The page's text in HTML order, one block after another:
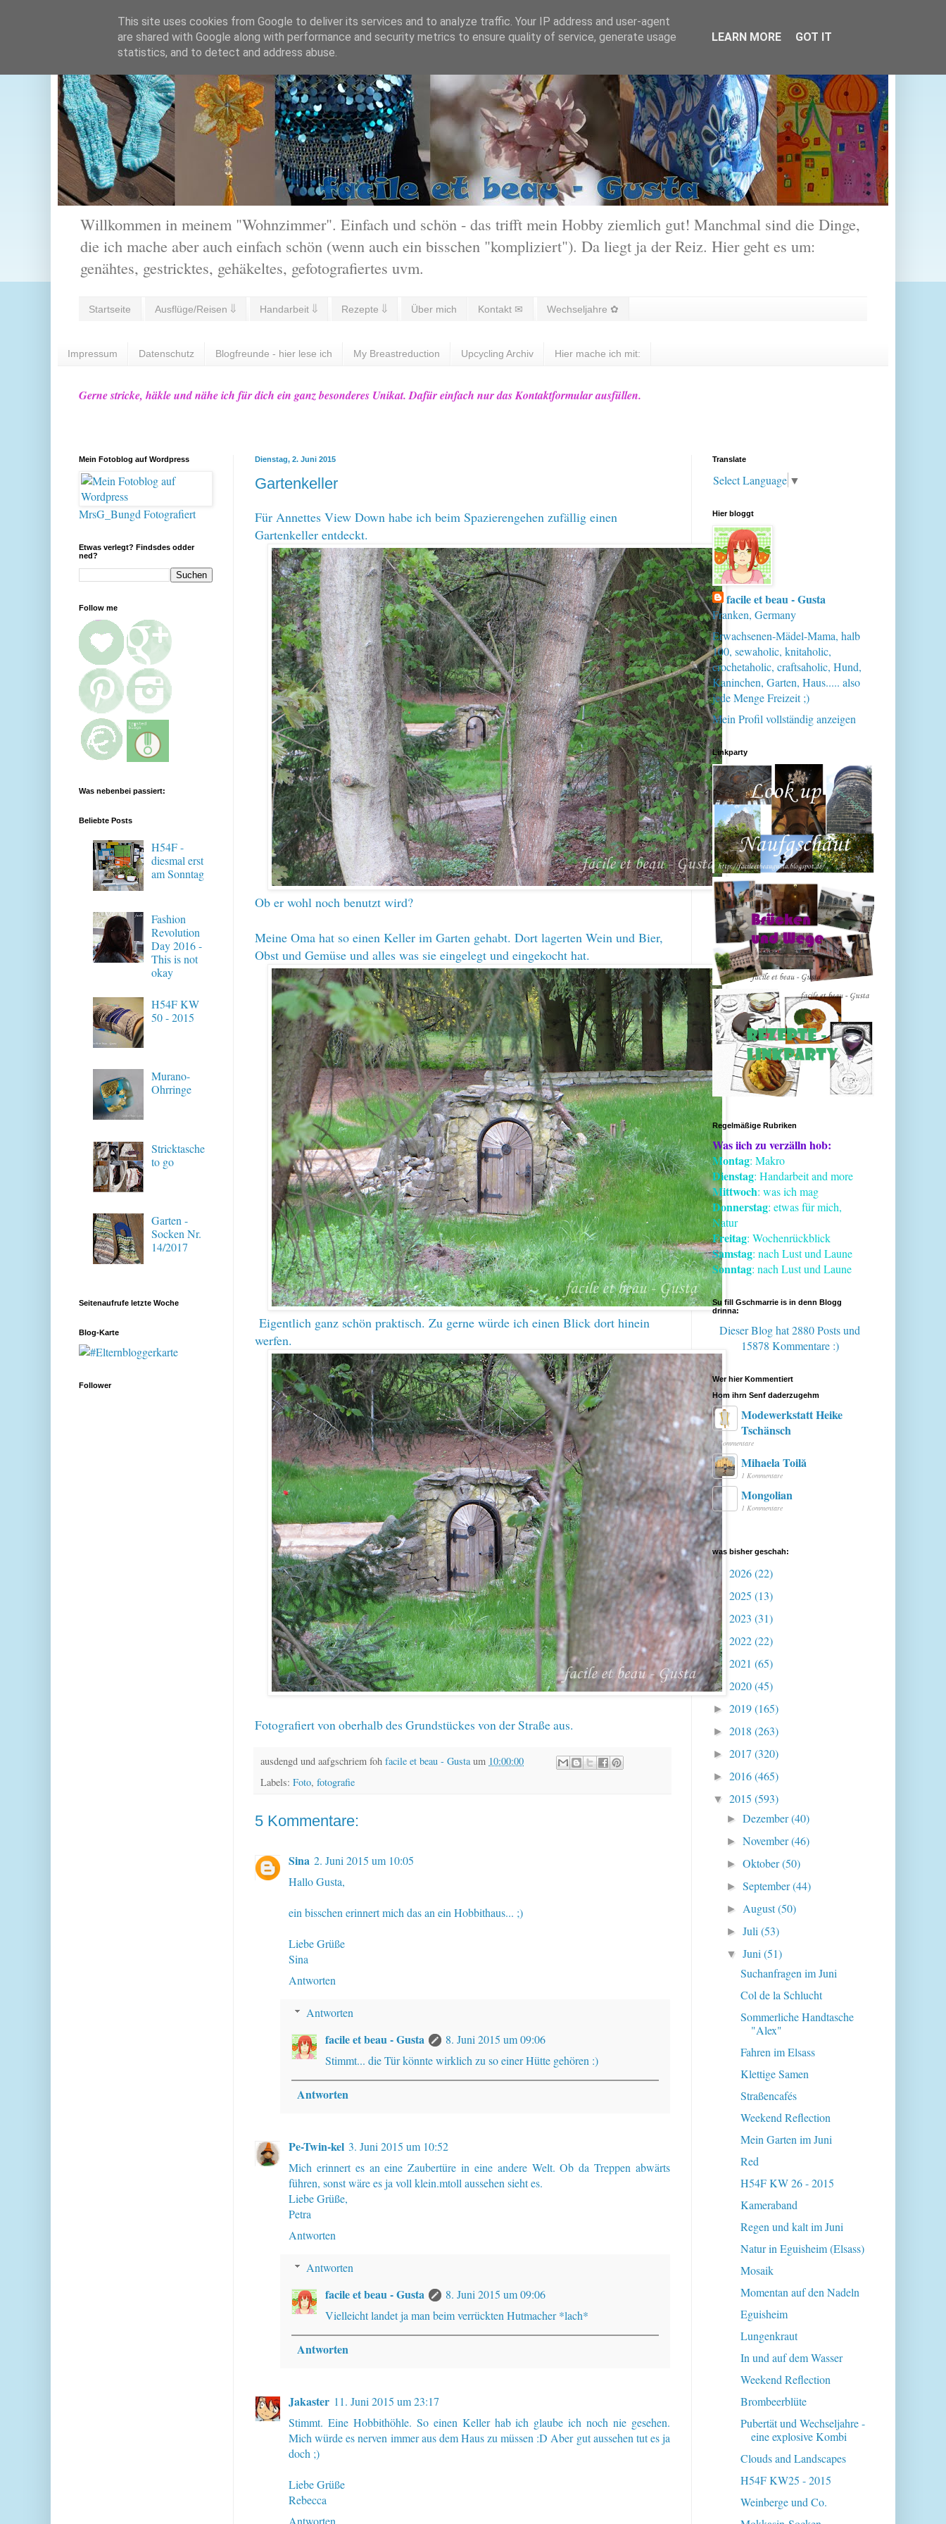
Willkommen in meinem "Wohnzimmer". Einfach und schön - das trifft mein Hobby ziemlich gut! Manchmal sind die Dinge,
die ich mache aber auch einfach schön (wenn auch ein bisschen "kompliziert"). Da liegt ja der Reiz. Hier geht es um:
genähtes, gestricktes, gehäkeltes, gefotografiertes uvm.
Startseite Ausflüge/Reisen ⇓ Handarbeit ⇓ Rezepte ⇓ Über mich Kontakt ✉ Wechseljahre ✿
Impressum Datenschutz Blogfreunde - hier lese ich My Breastreduction Upcycling Archiv Hier mache ich mit:
Gerne stricke, häkle und nähe ich für dich ein ganz besonderes Unikat. Dafür einfach nur das Kontaktformular ausfüllen.
Dienstag, 2. Juni 2015
Gartenkeller
Für Annettes View Down habe ich beim Spazierengehen zufällig einen
Gartenkeller entdeckt.
Ob er wohl noch benutzt wird?
Meine Oma hat so einen Keller im Garten gehabt. Dort lagerten Wein und Bier,
Obst und Gemüse und alles was sie eingelegt und eingekocht hat.
Eigentlich ganz schön praktisch. Zu gerne würde ich einen Blick dort hinein
werfen.
Fotografiert von oberhalb des Grundstückes von der Straße aus.
ausdengd und aafgschriem foh facile et beau - Gusta um 10:00:00
Labels: Foto, fotografie
5 Kommentare:
Sina 2. Juni 2015 um 10:05
Hallo Gusta,
ein bisschen erinnert mich das an ein Hobbithaus... ;)
Liebe Grüße
Sina
Antworten
Antworten
facile et beau - Gusta
8. Juni 2015 um 09:06
Stimmt... die Tür könnte wirklich zu so einer Hütte gehören :)
Antworten
Pe-Twin-kel 3. Juni 2015 um 10:52
Mich erinnert es an eine Zaubertüre in eine andere Welt. Ob da Treppen abwärts
führen, sonst wäre es ja voll klein.mtoll aussehen sieht es.
Liebe Grüße,
Petra
Antworten
Antworten
facile et beau - Gusta
8. Juni 2015 um 09:06
Vielleicht landet ja man beim verrückten Hutmacher *lach*
Antworten
Jakaster 11. Juni 2015 um 23:17
Stimmt. Eine Hobbithöhle. So einen Keller hab ich glaube ich noch nie gesehen.
Mich würde es nerven immer aus dem Haus zu müssen :D Aber gut aussehen tut es ja
doch ;)
Liebe Grüße
Rebecca
Antworten
Mein Fotoblog auf Wordpress
MrsG_Bungd Fotografiert
Etwas verlegt? Findsdes odder
ned?
Follow me
Was nebenbei passiert:
Beliebte Posts
H54F -
diesmal erst
am Sonntag
Fashion
Revolution
Day 2016 -
This is not
okay
H54F KW
50 - 2015
Murano-
Ohrringe
Stricktasche
to go
Garten -
Socken Nr.
14/2017
Seitenaufrufe letzte Woche
Blog-Karte
Follower
Translate
Select Language ▼
Hier bloggt
facile et beau - Gusta
Franken, Germany
Erwachsenen-Mädel-Mama, halb
100, sewaholic, knitaholic,
crochetaholic, craftsaholic, Hund,
Kaninchen, Garten, Haus..... also
jede Menge Freizeit ;)
Mein Profil vollständig anzeigen
Linkparty
Regelmäßige Rubriken
Was iich zu verzälln hob:
Montag: Makro
Dienstag: Handarbeit and more
Mittwoch: was ich mag
Donnerstag: etwas für mich,
Natur
Freitag: Wochenrückblick
Samstag: nach Lust und Laune
Sonntag: nach Lust und Laune
Su fill Gschmarrie is in denn Blogg
drinna:
Dieser Blog hat 2880 Postsund
15878 Kommentare :)
Wer hier Kommentiert
Hom ihrn Senf daderzugehm
Modewerkstatt Heike
Tschänsch
1 Kommentare
Mihaela Toilă
1 Kommentare
Mongolian
1 Kommentare
was bisher geschah:
► 2026(22)
► 2025 (13)
► 2023 (31)
► 2022(22)
► 2021 (65)
► 2020(45)
► 2019(165)
► 2018 (263)
► 2017 (320)
► 2016(465)
▼ 2015 (593)
►Dezember(40)
►November(46)
►Oktober(50)
►September(44)
► August(50)
►Juli(53)
▼Juni(51)
Suchanfragen im Juni
Col de la Schlucht
Sommerliche Handtasche
"Alex"
Fahren im Elsass
Klettige Samen
Straßencafés
Weekend Reflection
Mein Garten im Juni
Red
H54F KW 26 - 2015
Kameraband
Regen und kalt im Juni
Natur in Eguisheim (Elsass)
Mosaik
Momentan auf den Nadeln
Eguisheim
Lungenkraut
In und auf dem Wasser
Weekend Reflection
Brombeerblüte
Pubertät und Wechseljahre -
eine explosive Kombi
Clouds and Landscapes
H54F KW25 - 2015
Weinberge und Co.
This site uses cookies from Google to deliver its services and to analyze traffic. Your IP address and user-agent
are shared with Google along with performance and security metrics to ensure quality of service, generate usage
statistics, and to detect and address abuse.
LEARN MORE GOT IT